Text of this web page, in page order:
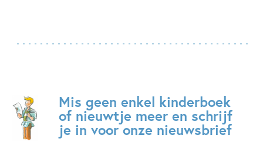
Mis geen enkel kinderboek
of nieuwtje meer en schrijf
je in voor onze nieuwsbrief